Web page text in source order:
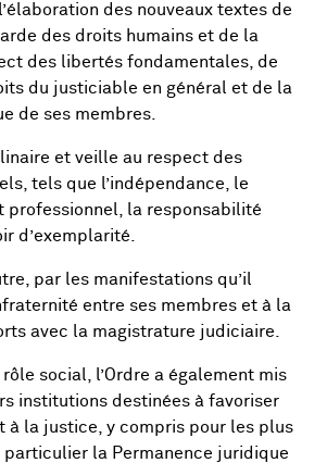
des nouveaux textes de
des droits humains et de la
des libertés fondamentales, de
du justiciable en général et de la
de ses membres.
et veille au respect des
tels que l’indépendance, le
professionnel, la responsabilité
d’exemplarité.
par les manifestations qu’il
entre ses membres et à la
avec la magistrature judiciaire.
social, l’Ordre a également mis
institutions destinées à favoriser
à la justice, y compris pour les plus
particulier la Permanence juridique